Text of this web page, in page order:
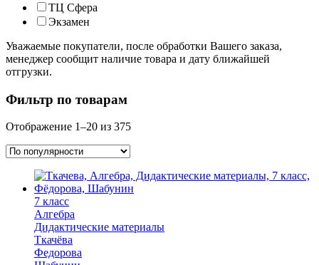
ТЦ Сфера
Экзамен
Уважаемые покупатели, после обработки Вашего заказа,
менеджер сообщит наличие товара и дату ближайшей
отгрузки.
Фильтр по товарам
Отображение 1–20 из 375
7 класс
Алгебра
Дидактические материалы
Ткачёва
Федорова